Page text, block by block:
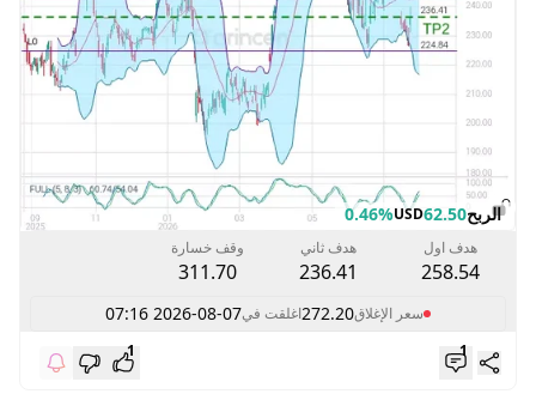
الربح62.50
USD
0.46%
هدف اول
258.54
هدف ثاني
236.41
وقف خسارة
311.70
سعر الإغلاق272.20اغلقت في2026-08-07 07:16
1
1